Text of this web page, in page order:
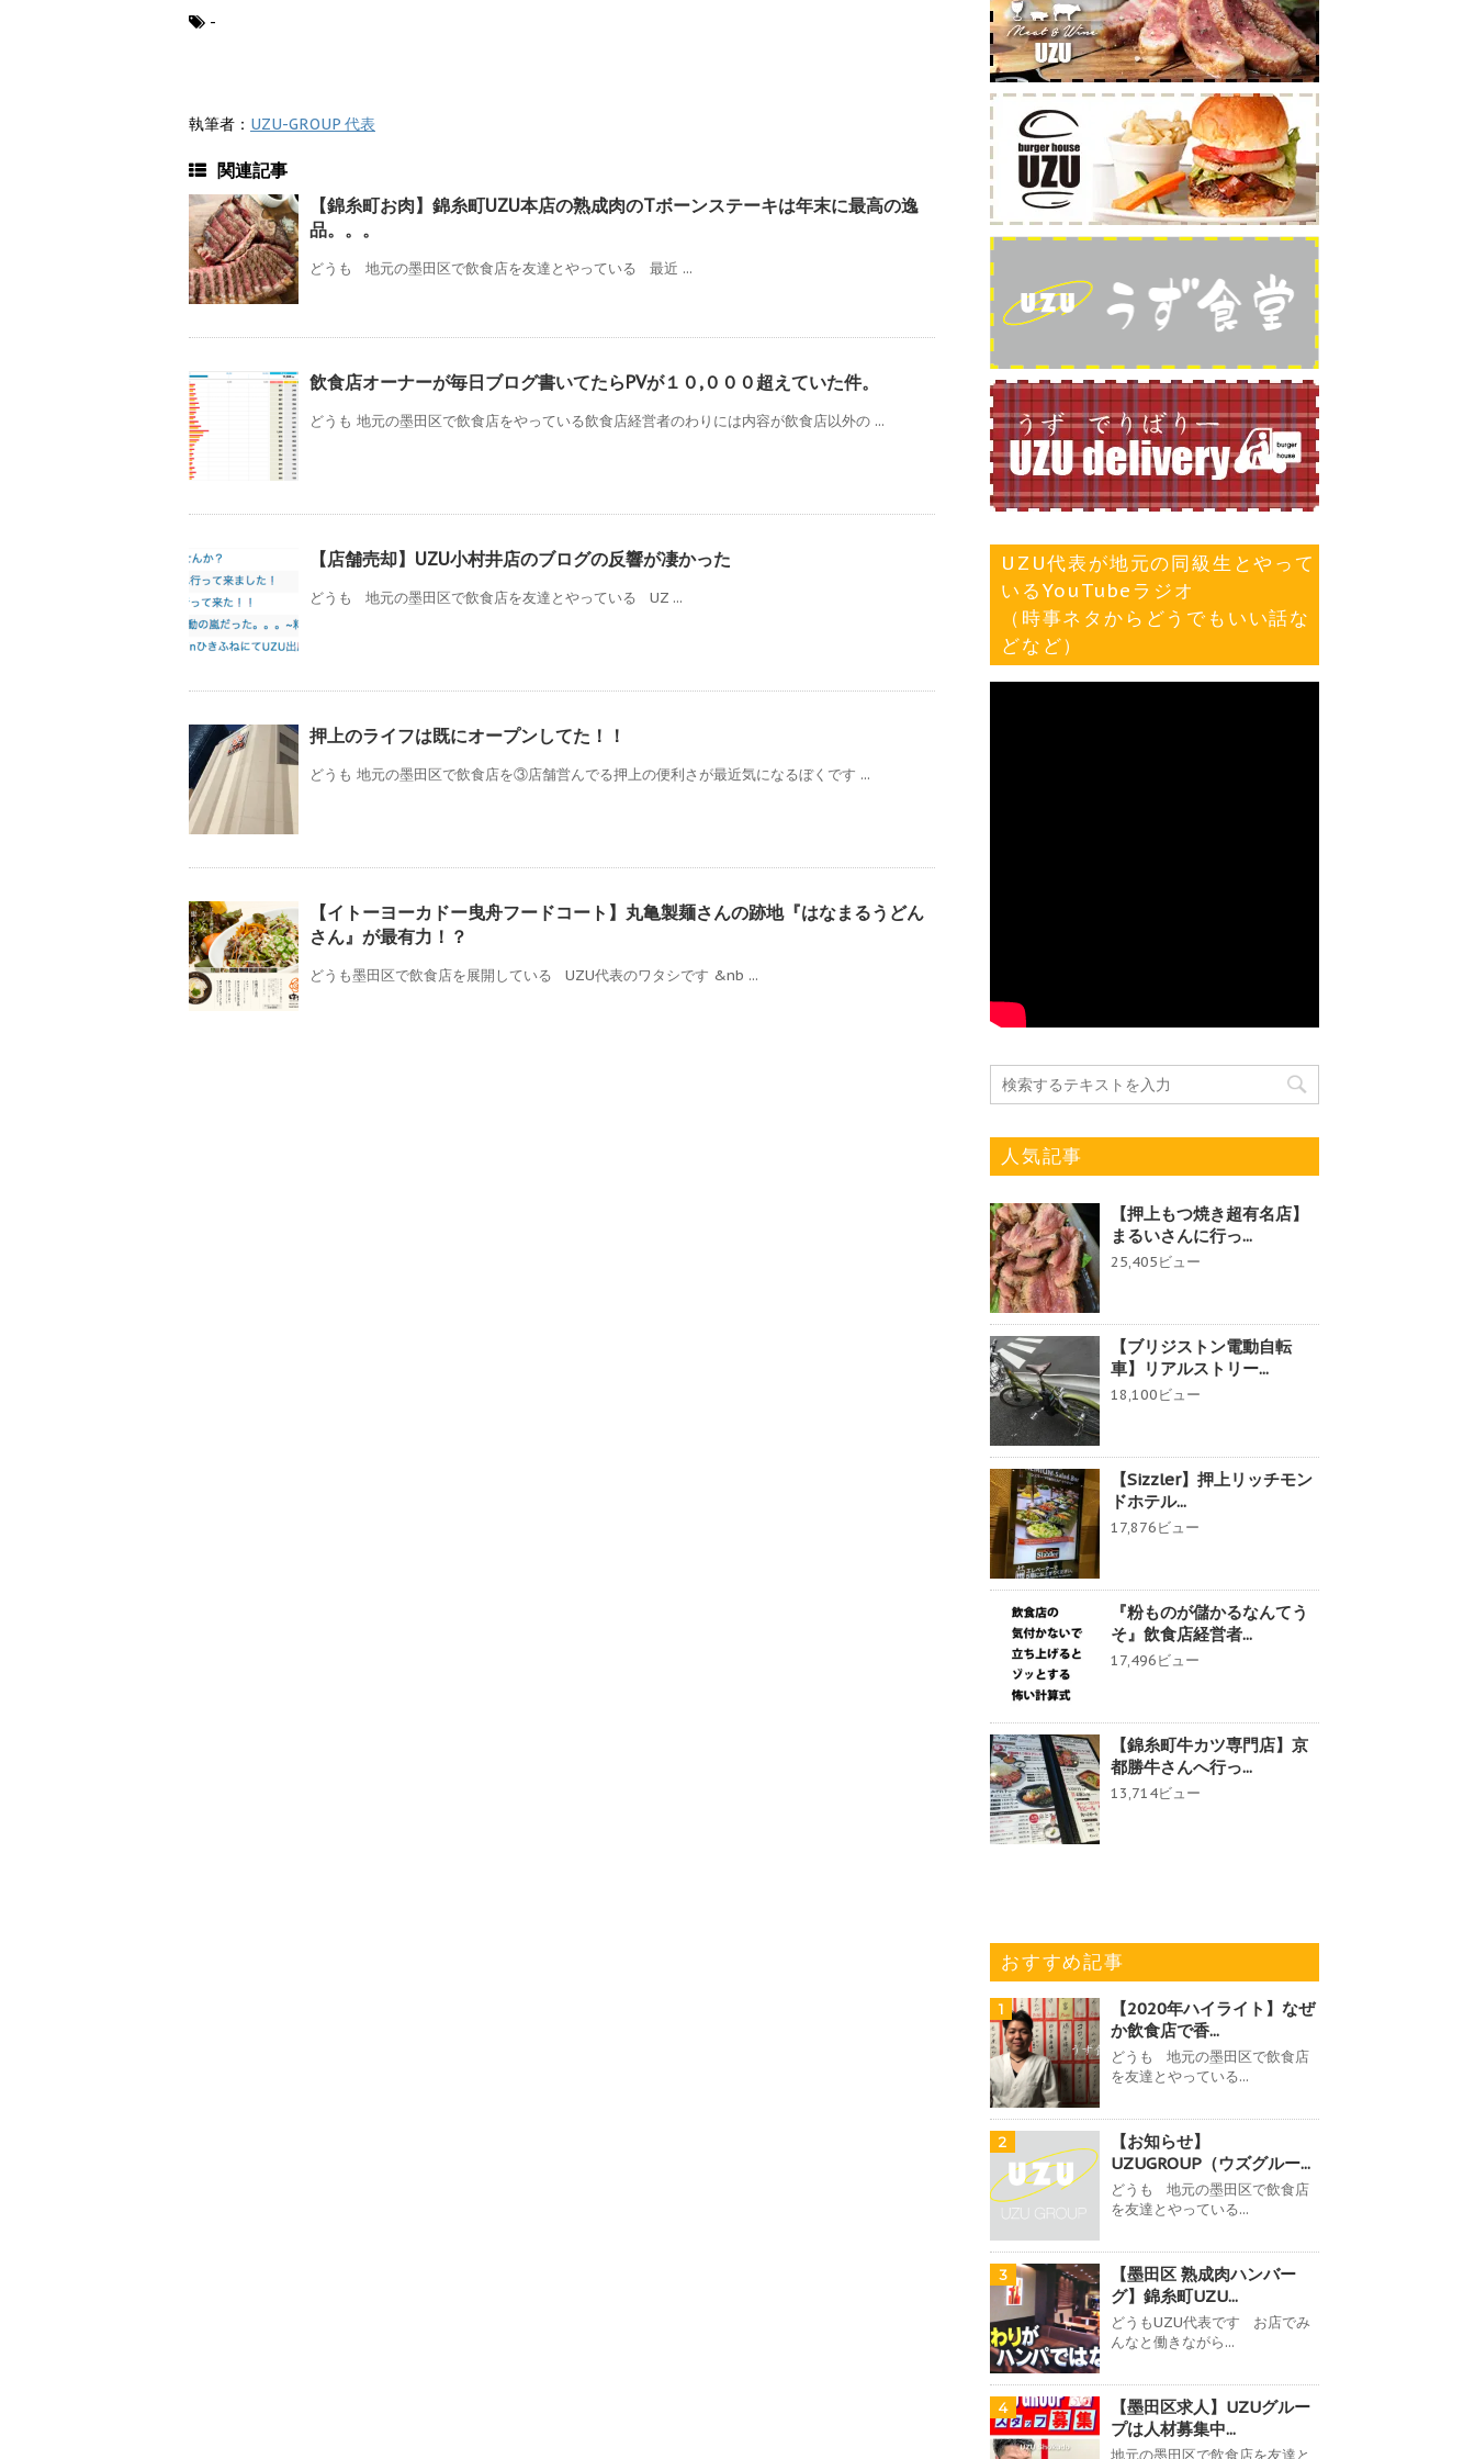
-
執筆者： UZU-GROUP 代表
関連記事
【錦糸町お肉】錦糸町UZU本店の熟成肉のTボーンステーキは年末に最高の逸
品。。。
どうも 地元の墨田区で飲食店を友達とやっている 最近 ...
飲食店オーナーが毎日ブログ書いてたらPVが１０,０００超えていた件。
どうも 地元の墨田区で飲食店をやっている飲食店経営者のわりには内容が飲食店以外の ...
【店舗売却】UZU小村井店のブログの反響が凄かった
どうも 地元の墨田区で飲食店を友達とやっている UZ ...
押上のライフは既にオープンしてた！！
どうも 地元の墨田区で飲食店を③店舗営んでる押上の便利さが最近気になるぼくです ...
【イトーヨーカドー曳舟フードコート】丸亀製麺さんの跡地『はなまるうどん
さん』が最有力！？
どうも墨田区で飲食店を展開している UZU代表のワタシです &nb ...
UZU代表が地元の同級生とやって
いるYouTubeラジオ
（時事ネタからどうでもいい話な
どなど）
人気記事
【押上もつ焼き超有名店】
まるいさんに行っ...
25,405ビュー
【ブリジストン電動自転
車】リアルストリー...
18,100ビュー
【Sizzler】押上リッチモン
ドホテル...
17,876ビュー
『粉ものが儲かるなんてう
そ』飲食店経営者...
17,496ビュー
【錦糸町牛カツ専門店】京
都勝牛さんへ行っ...
13,714ビュー
おすすめ記事
1
【2020年ハイライト】なぜ
か飲食店で香...
どうも 地元の墨田区で飲食店
を友達とやっている...
2
【お知らせ】
UZUGROUP（ウズグルー...
どうも 地元の墨田区で飲食店
を友達とやっている...
3
【墨田区 熟成肉ハンバー
グ】錦糸町UZU...
どうもUZU代表です お店でみ
んなと働きながら...
4
【墨田区求人】UZUグルー
プは人材募集中...
地元の墨田区で飲食店を友達と